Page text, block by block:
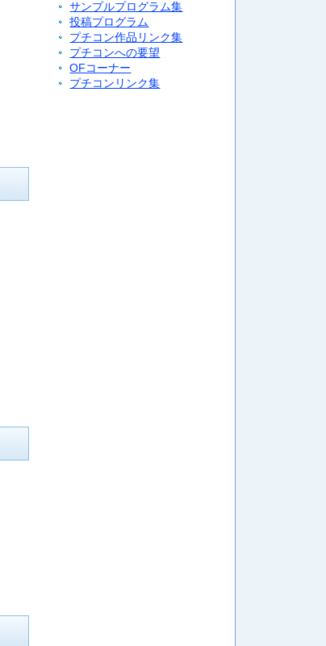
サンプルプログラム集
投稿プログラム
プチコン作品リンク集
プチコンへの要望
OFコーナー
プチコンリンク集